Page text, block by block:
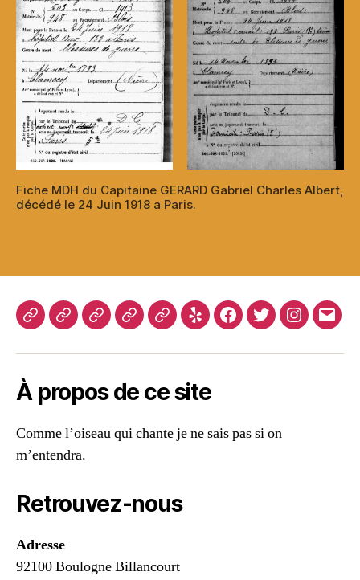
Fiche MDH du Capitaine GERARD Gabriel Charles Albert,
décédé le 24 Juin 1918 a Paris.
La
une
de
miroir
chacun
trouvera
son
BlogÀ
Contact
PageYelp Facebook
TwitterInstagram
E-
À propos de ce site
Comme l’oiseau qui chante je ne sais pas si on
m’entendra.
Retrouvez-nous
Adresse
92100 Boulogne Billancourt